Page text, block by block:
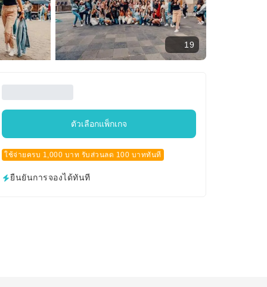
19
ตัวเลือกแพ็กเกจ
ใช้จ่ายครบ 1,000 บาท รับส่วนลด 100 บาททันที
ยืนยันการจองได้ทันที